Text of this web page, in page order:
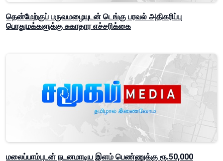
தென்மேற்குப் பருவமழையுடன் டெங்கு பரவல் அதிகரிப்பு
பொதுமக்களுக்கு சுகாதார எச்சரிக்கை
மலைப்பாம்புடன் நடனமாடிய இளம் பெண்ணுக்கு ரூ.50,000